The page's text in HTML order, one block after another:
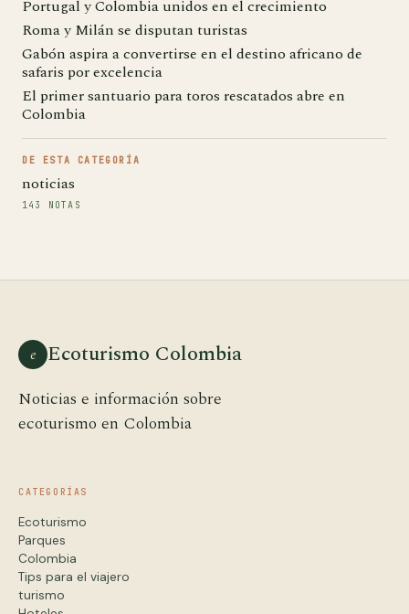
Portugal y Colombia unidos en el crecimiento
Roma y Milán se disputan turistas
Gabón aspira a convertirse en el destino africano de
safaris por excelencia
El primer santuario para toros rescatados abre en
Colombia
DE ESTA CATEGORÍA
noticias
143 NOTAS
e Ecoturismo Colombia
Noticias e información sobre
ecoturismo en Colombia
CATEGORÍAS
Ecoturismo
Parques
Colombia
Tips para el viajero
turismo